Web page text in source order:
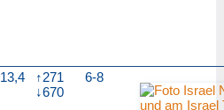
13,4
↑271
↓670
6-8